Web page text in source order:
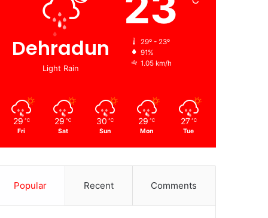
Dehradun
Light Rain
29º - 23º
91%
1.05 km/h
29 ℃
Fri
29 ℃
Sat
30 ℃
Sun
29 ℃
Mon
27 ℃
Tue
Popular Recent Comments